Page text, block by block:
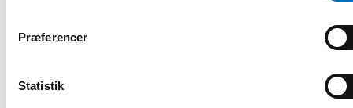
Præferencer
Statistik
NADRA 2018: Q&A with key note speaker